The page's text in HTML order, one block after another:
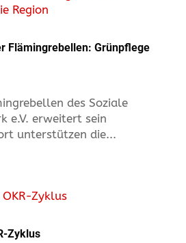
Flämingrebellen: Grünpflege
des Soziale
e.V. erweitert sein
unterstützen die...
Zyklus